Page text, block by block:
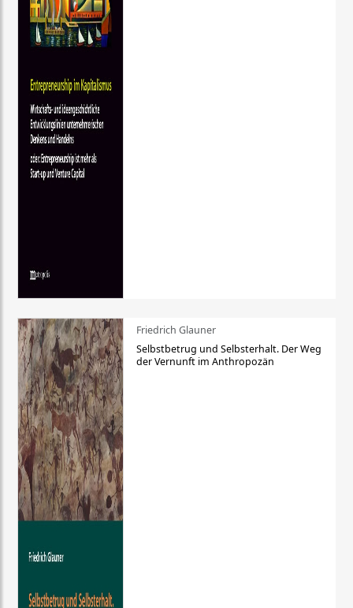
Friedrich Glauner
Selbstbetrug und Selbsterhalt. Der Weg
der Vernunft im Anthropozän